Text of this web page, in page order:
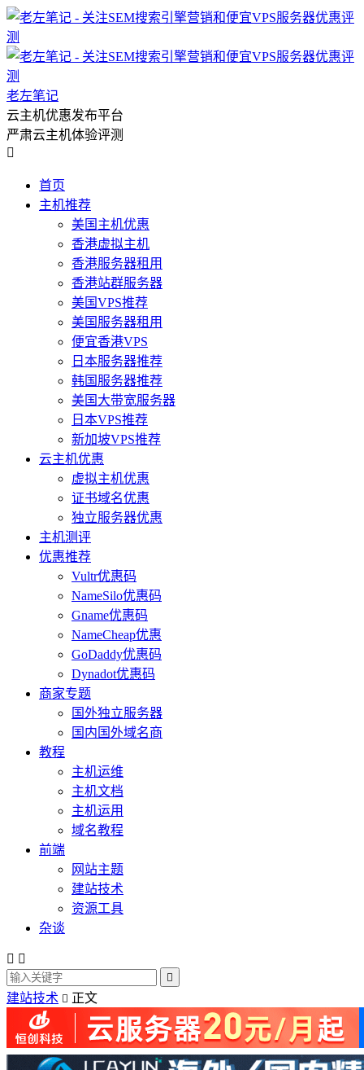
老左笔记
云主机优惠发布平台
严肃云主机体验评测

首页
主机推荐
美国主机优惠
香港虚拟主机
香港服务器租用
香港站群服务器
美国VPS推荐
美国服务器租用
便宜香港VPS
日本服务器推荐
韩国服务器推荐
美国大带宽服务器
日本VPS推荐
新加坡VPS推荐
云主机优惠
虚拟主机优惠
证书域名优惠
独立服务器优惠
主机测评
优惠推荐
Vultr优惠码
NameSilo优惠码
Gname优惠码
NameCheap优惠
GoDaddy优惠码
Dynadot优惠码
商家专题
国外独立服务器
国内国外域名商
教程
主机运维
主机文档
主机运用
域名教程
前端
网站主题
建站技术
资源工具
杂谈
 

建站技术  正文